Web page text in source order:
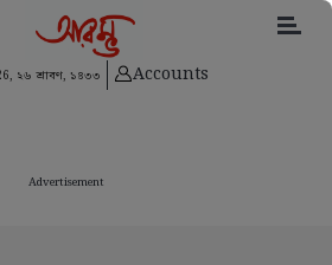
২৬ শ্রাবণ, ১৪৩৩ Accounts
Advertisement